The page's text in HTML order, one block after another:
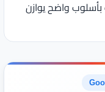
بأسلوب واضح يوازن